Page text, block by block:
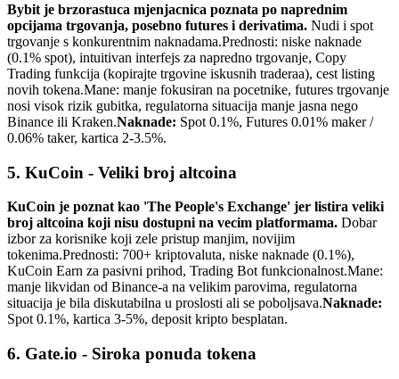
Bybit je brzorastuca mjenjacnica poznata po naprednim
opcijama trgovanja, posebno futures i derivatima. Nudi i spot
trgovanje s konkurentnim naknadama.Prednosti: niske naknade
(0.1% spot), intuitivan interfejs za napredno trgovanje, Copy
Trading funkcija (kopirajte trgovine iskusnih traderaa), cest listing
novih tokena.Mane: manje fokusiran na pocetnike, futures trgovanje
nosi visok rizik gubitka, regulatorna situacija manje jasna nego
Binance ili Kraken.Naknade: Spot 0.1%, Futures 0.01% maker /
0.06% taker, kartica 2-3.5%.
5. KuCoin - Veliki broj altcoina
KuCoin je poznat kao 'The People's Exchange' jer listira veliki
broj altcoina koji nisu dostupni na vecim platformama. Dobar
izbor za korisnike koji zele pristup manjim, novijim
tokenima.Prednosti: 700+ kriptovaluta, niske naknade (0.1%),
KuCoin Earn za pasivni prihod, Trading Bot funkcionalnost.Mane:
manje likvidan od Binance-a na velikim parovima, regulatorna
situacija je bila diskutabilna u proslosti ali se poboljsava.Naknade:
Spot 0.1%, kartica 3-5%, deposit kripto besplatan.
6. Gate.io - Siroka ponuda tokena